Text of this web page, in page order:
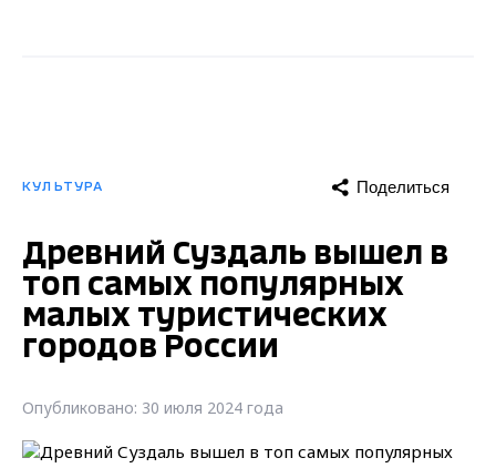
КУЛЬТУРА Поделиться
Древний Суздаль вышел в
топ самых популярных
малых туристических
городов России
Опубликовано: 30 июля 2024 года